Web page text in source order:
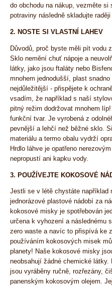
do obchodu na nákup, vezměte
potraviny následně skladujte
2. NOSTE SI VLASTNÍ LAHEV
Důvodů, proč byste měli pít vodu
Sklo nemění chuť nápoje a
látky, jako jsou ftaláty nebo
mnohem jednodušší, plast
nejdůležitější - přispějete k
vsadím, že například s naší
pitný režim dodržovat mnohem
funkční tvar. Je vyrobená z
pevnější a lehčí než běžné sklo.
materiálu a termo obalu vydrží
Hrdlo láhve je opatřeno
nepropustí ani kapku vody.
3. POUŽÍVEJTE KOKOSOVÉ
Jestli se v létě chystáte například
jednorázové plastové nádobí za
kokosové misky je spotřebován
určena k vyhození a následnému
zero waste a navíc to přispívá ke
používáním kokosových misek
planety! Naše kokosové misky
neobsahují žádné chemické
jsou vyráběny ručně, rozřezány,
panenským kokosovým olejem.